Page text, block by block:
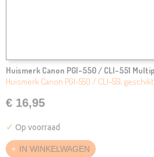
Huismerk Canon PGI-550 / CLI-551
Huismerk Canon PGI-550 / CLI-551,
€ 16,95
✓ Op voorraad
IN WINKELWAGEN